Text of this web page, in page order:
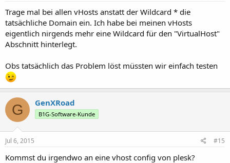
Trage mal bei allen vHosts anstatt der Wildcard * die
tatsächliche Domain ein. Ich habe bei meinen vHosts
eigentlich nirgends mehr eine Wildcard für den "VirtualHost"
Abschnitt hinterlegt.
Obs tatsächlich das Problem löst müssten wir einfach testen
G GenXRoad
B1G-Software-Kunde
Jul 6, 2015 #15
Kommst du irgendwo an eine vhost config von plesk?